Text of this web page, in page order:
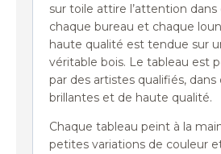
sur toile attire l’attention dans
chaque bureau et chaque
haute qualité est tendue sur
véritable bois. Le tableau est
par des artistes qualifiés, dans
brillantes et de haute qualité.
Chaque tableau peint à la
petites variations de couleur